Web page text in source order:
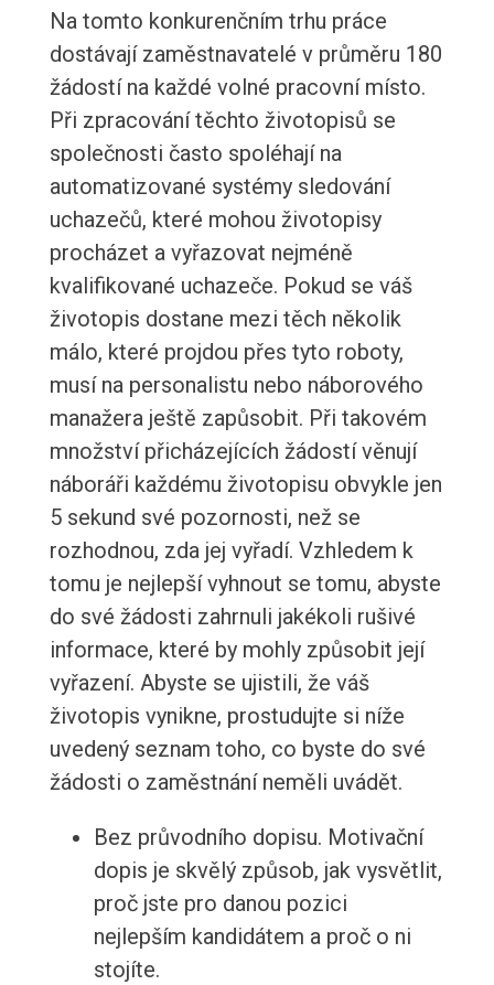
Na tomto konkurenčním trhu práce
dostávají zaměstnavatelé v průměru 180
žádostí na každé volné pracovní místo.
Při zpracování těchto životopisů se
společnosti často spoléhají na
automatizované systémy sledování
uchazečů, které mohou životopisy
procházet a vyřazovat nejméně
kvalifikované uchazeče. Pokud se váš
životopis dostane mezi těch několik
málo, které projdou přes tyto roboty,
musí na personalistu nebo náborového
manažera ještě zapůsobit. Při takovém
množství přicházejících žádostí věnují
náboráři každému životopisu obvykle jen
5 sekund své pozornosti, než se
rozhodnou, zda jej vyřadí. Vzhledem k
tomu je nejlepší vyhnout se tomu, abyste
do své žádosti zahrnuli jakékoli rušivé
informace, které by mohly způsobit její
vyřazení. Abyste se ujistili, že váš
životopis vynikne, prostudujte si níže
uvedený seznam toho, co byste do své
žádosti o zaměstnání neměli uvádět.
Bez průvodního dopisu. Motivační
dopis je skvělý způsob, jak vysvětlit,
proč jste pro danou pozici
nejlepším kandidátem a proč o ni
stojíte.